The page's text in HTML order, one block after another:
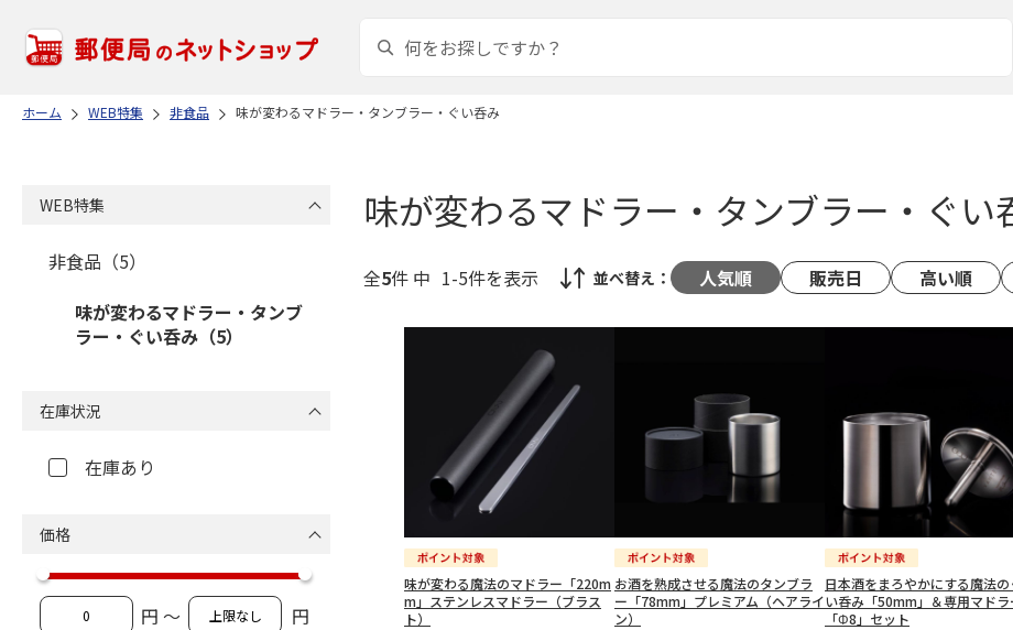
ホーム WEB特集 非食品 味が変わるマドラー・タンブラー・ぐい呑み
味が変わるマドラー・タンブラー・ぐい
全5件 中 1-5件を表示 並べ替え： 人気順 販売日 高い順
味が変わる魔法のマドラー「220m
m」ステンレスマドラー（ブラス
ト）
お酒を熟成させる魔法のタンブラ
ー「78mm」プレミアム（ヘアライ
ン）
日本酒をまろやかにする魔法の
い呑み「50mm」＆専用マドラ
「Φ8」セット
WEB特集
非食品（5）
味が変わるマドラー・タンブ
ラー・ぐい呑み（5）
在庫状況
在庫あり
価格
円 ～ 円